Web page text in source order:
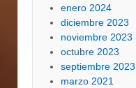
enero 2024
diciembre 2023
noviembre 2023
octubre 2023
septiembre 2023
marzo 2021